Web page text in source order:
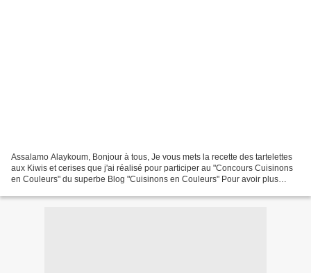
Assalamo Alaykoum, Bonjour à tous, Je vous mets la recette des tartelettes
aux Kiwis et cerises que j'ai réalisé pour participer au "Concours Cuisinons
en Couleurs" du superbe Blog "Cuisinons en Couleurs" Pour avoir plus